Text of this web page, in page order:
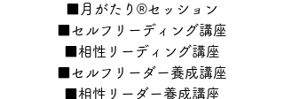
■月がたり®セッション
■セルフリーディング講座
■相性リーディング講座
■セルフリーダー養成講座
■相性リーダー養成講座